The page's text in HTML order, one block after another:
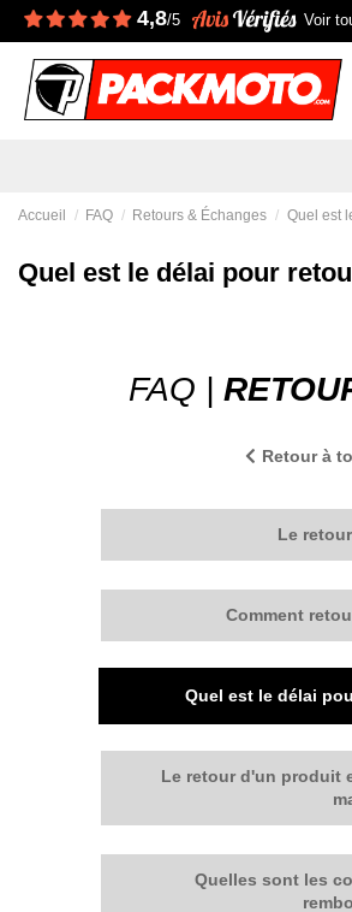
4,8/5 Voir
Accueil FAQ Retours & Échanges Quel est
Quel est le délai pour
FAQ |
Retour à
Le
Comment
Quel est le délai
Le retour d'un produit
Quelles sont les